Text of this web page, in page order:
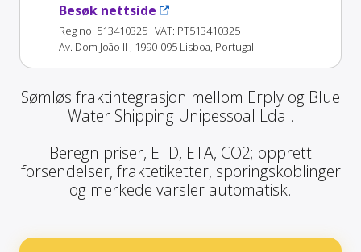
Besøk nettside
Reg no: 513410325 · VAT: PT513410325
Av. Dom João II , 1990-095 Lisboa, Portugal
Sømløs fraktintegrasjon mellom Erply og Blue
Water Shipping Unipessoal Lda .
Beregn priser, ETD, ETA, CO2; opprett
forsendelser, fraktetiketter, sporingskoblinger
og merkede varsler automatisk.